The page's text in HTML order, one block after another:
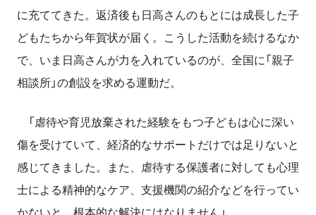
に充ててきた。返済後も日高さんのもとには成長した子
どもたちから年賀状が届く。こうした活動を続けるなか
で、いま日高さんが力を入れているのが、全国に「親子
相談所」の創設を求める運動だ。
「虐待や育児放棄された経験をもつ子どもは心に深い
傷を受けていて、経済的なサポートだけでは足りないと
感じてきました。また、虐待する保護者に対しても心理
士による精神的なケア、支援機関の紹介などを行ってい